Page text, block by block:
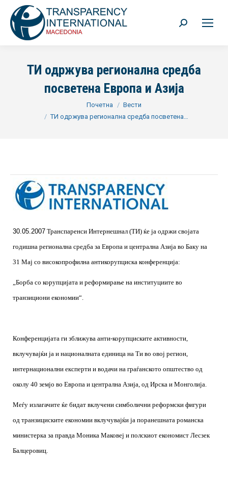
Search:
ТИ одржува регионална средба
посветена Европа и Азија
Почетна
Вести
ТИ одржува регионална средба посветена…
30.05.2007 Транспаренси Интернешнал (ТИ) ќе ја одржи својата
годишна регионална средба за Европа и централна Азија во Баку на
31 Мај со високопрофилна антикорупциска конференција:
„Борба со корупцијата и реформирање на институциите во
транзициони економии“.
Конференцијата ги зближува анти-корупциските активности,
вклучувајќи ја и националната единица на Ти во овој регион,
интернационални експерти и водачи на граѓанското општество од
околу 40 земјо во Европа и централна Азија, од Ирска и Монголија.
Меѓу излагачите ќе бидат вклучени симболични реформски фигури
од транзициските економии вклучувајќи ја поранешната романска
министерка за правда Моника Маковеј и полскиот економист Лесзек
Балцеровиц.